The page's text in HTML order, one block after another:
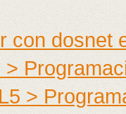
con dosnet
>
>